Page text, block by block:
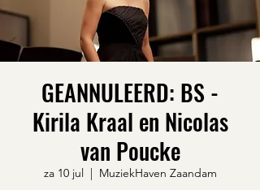
GEANNULEERD: BS -
Kirila Kraal en Nicolas
van Poucke
za 10 jul
  |
MuziekHaven Zaandam